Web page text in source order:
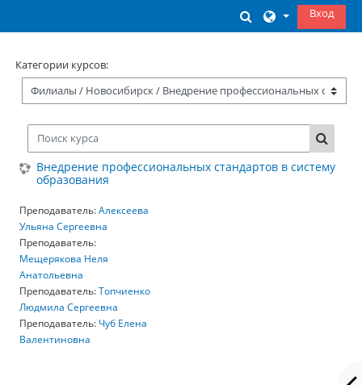
ИзменитьВход
Категории курсов:
Поиск курса
Поиск
Внедрение профессиональных стандартов в систему
образования
Преподаватель:Алексеева
Ульяна Сергеевна
Преподаватель:
Мещерякова Неля
Анатольевна
Преподаватель:Топчиенко
Людмила Сергеевна
Преподаватель: Чуб Елена
Валентиновна